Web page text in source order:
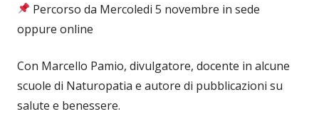
Percorso da Mercoledi 5 novembre in sede
oppure online
Con Marcello Pamio, divulgatore, docente in alcune
scuole di Naturopatia e autore di pubblicazioni su
salute e benessere.